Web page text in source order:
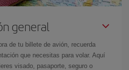
general
de tu billete de avión, recuerda
que necesitas para volar. Aquí
visado, pasaporte, seguro o